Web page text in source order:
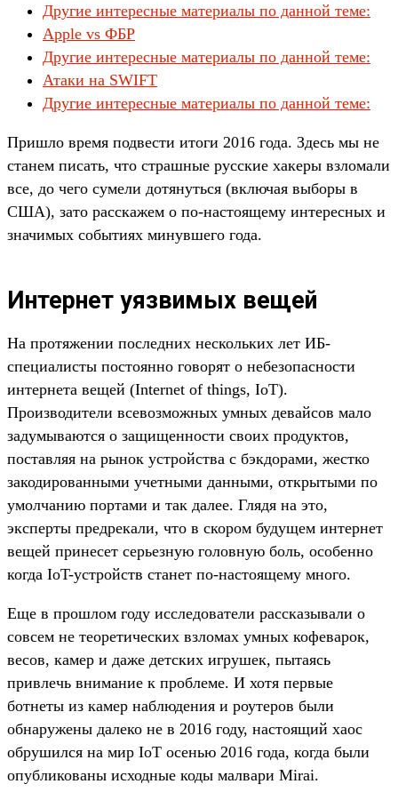
Другие интересные материалы по данной теме:
Apple vs ФБР
Другие интересные материалы по данной теме:
Атаки на SWIFT
Другие интересные материалы по данной теме:
Пришло время подвести итоги 2016 года. Здесь мы не
станем писать, что страшные русские хакеры взломали
все, до чего сумели дотянуться (включая выборы в
США), зато расскажем о по-настоящему интересных и
значимых событиях минувшего года.
Интернет уязвимых вещей
На протяжении последних нескольких лет ИБ-
специалисты постоянно говорят о небезопасности
интернета вещей (Internet of things, IoT).
Производители всевозможных умных девайсов мало
задумываются о защищенности своих продуктов,
поставляя на рынок устройства с бэкдорами, жестко
закодированными учетными данными, открытыми по
умолчанию портами и так далее. Глядя на это,
эксперты предрекали, что в скором будущем интернет
вещей принесет серьезную головную боль, особенно
когда IoT-устройств станет по-настоящему много.
Еще в прошлом году исследователи рассказывали о
совсем не теоретических взломах умных кофеварок,
весов, камер и даже детских игрушек, пытаясь
привлечь внимание к проблеме. И хотя первые
ботнеты из камер наблюдения и роутеров были
обнаружены далеко не в 2016 году, настоящий хаос
обрушился на мир IoT осенью 2016 года, когда были
опубликованы исходные коды малвари Mirai.